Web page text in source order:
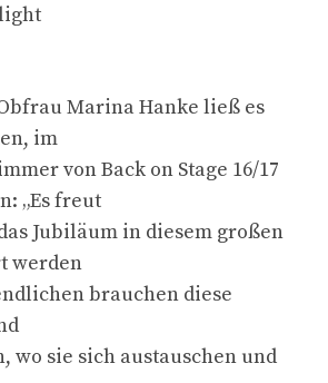
Marina Hanke ließ es
im
von Back on Stage 16/17
„Es freut
Jubiläum in diesem großen
werden
brauchen diese
wo sie sich austauschen und